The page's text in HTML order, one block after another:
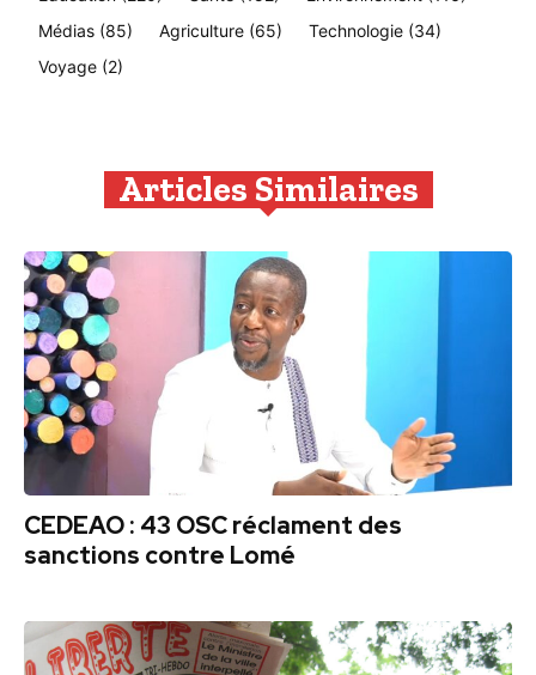
Médias (85) Agriculture (65) Technologie (34)
Voyage (2)
Articles Similaires
CEDEAO : 43 OSC réclament des
sanctions contre Lomé